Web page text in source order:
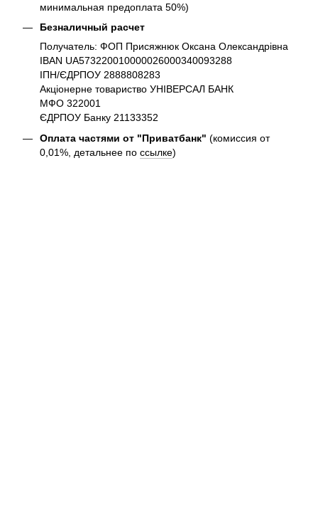
минимальная предоплата 50%)
Безналичный расчет
Получатель: ФОП Присяжнюк Оксана Олександрівна
IBAN UA573220010000026000340093288
ІПН/ЄДРПОУ 2888808283
Акціонерне товариство УНІВЕРСАЛ БАНК
МФО 322001
ЄДРПОУ Банку 21133352
Оплата частями от "Приватбанк" (комиссия от
0,01%, детальнее по ссылке)